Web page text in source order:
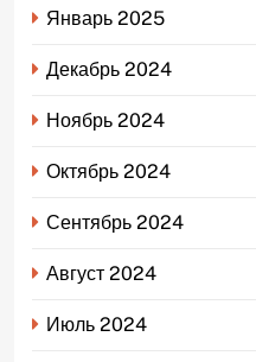
Январь 2025
Декабрь 2024
Ноябрь 2024
Октябрь 2024
Сентябрь 2024
Август 2024
Июль 2024